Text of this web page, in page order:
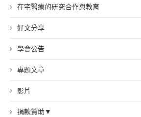
在宅醫療的研究合作與教育
好文分享
學會公告
專題文章
影片
捐款贊助▼